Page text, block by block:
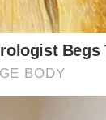
Begs
BODY